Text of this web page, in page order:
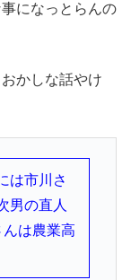
になっとらんの
かしな話やけ
は市川さ
男の直人
は農業高